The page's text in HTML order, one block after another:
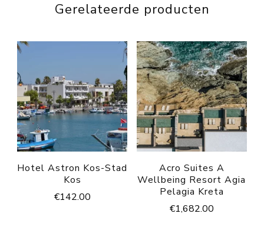
Gerelateerde producten
Hotel Astron Kos-Stad
Kos
€142.00
Acro Suites A
Wellbeing Resort Agia
Pelagia Kreta
€1,682.00